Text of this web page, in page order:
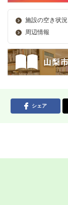
施設の空き状況
周辺情報
シェア